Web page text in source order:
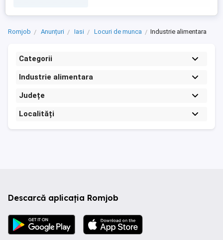
Romjob Anunțuri Iasi Locuri de munca Industrie alimentara
Categorii
Industrie alimentara
Județe
Localități
Descarcă aplicația Romjob